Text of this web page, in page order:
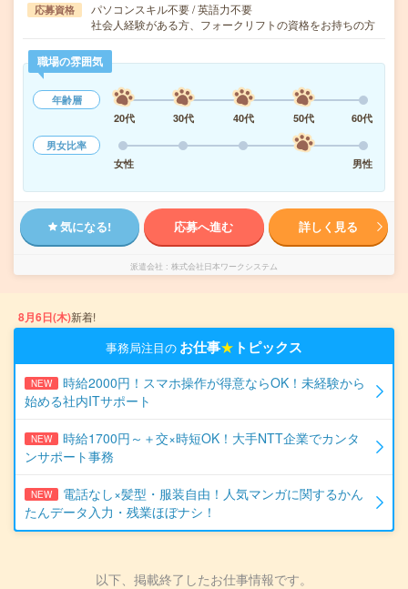
応募資格
パソコンスキル不要 / 英語力不要
社会人経験がある方、フォークリフトの資格をお持ちの方
職場の雰囲気
年齢層
20代
30代 40代 50代
60代
男女比率
女性
男性
気になる! 応募へ進む 詳しく見る
派遣会社 株式会社日本ワークシステム
8月6日(木)新着!
事務局注目の お仕事★ トピックス
NEW
時給2000円！スマホ操作が得意ならOK！未経験から
始める社内ITサポート
NEW
時給1700円～＋交×時短OK！大手NTT企業でカンタ
ンサポート事務
NEW
電話なし×髪型・服装自由！人気マンガに関するかん
たんデータ入力・残業ほぼナシ！
以下、掲載終了したお仕事情報です。